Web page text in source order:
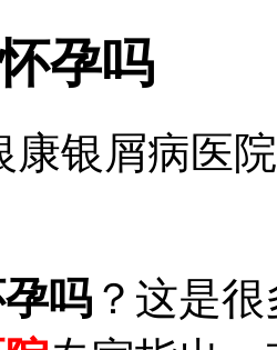
孕吗
银屑病医
吗 ？这是